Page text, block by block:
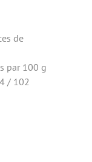
de
par 100 g
/ 102